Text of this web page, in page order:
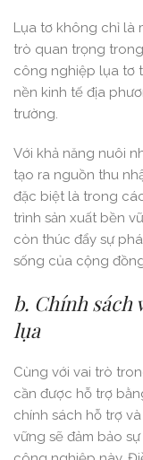
Lụa tơ không chỉ là
trò quan trọng
công nghiệp lụa tơ
nền kinh tế địa
trường.
Với khả năng nuôi
tạo ra nguồn thu
đặc biệt là trong
trình sản xuất bền
còn thúc đẩy sự
sống của cộng
b. Chính sách
lụa
Cùng với vai trò
cần được hỗ trợ
chính sách hỗ trợ
vững sẽ đảm bảo